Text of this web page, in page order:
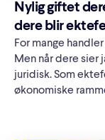
Nylig giftet
dere blir
For mange
Men når dere sier
juridisk. Som
økonomiske